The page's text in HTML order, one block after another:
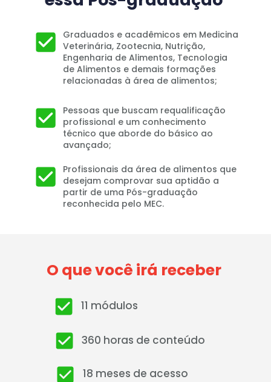
Graduados e acadêmicos em Medicina
Veterinária, Zootecnia, Nutrição,
Engenharia de Alimentos, Tecnologia
de Alimentos e demais formações
relacionadas à área de alimentos;
Pessoas que buscam requalificação
profissional e um conhecimento
técnico que aborde do básico ao
avançado;
Profissionais da área de alimentos que
desejam comprovar sua aptidão a
partir de uma Pós-graduação
reconhecida pelo MEC.
O que você irá receber
11 módulos
360 horas de conteúdo
18 meses de acesso